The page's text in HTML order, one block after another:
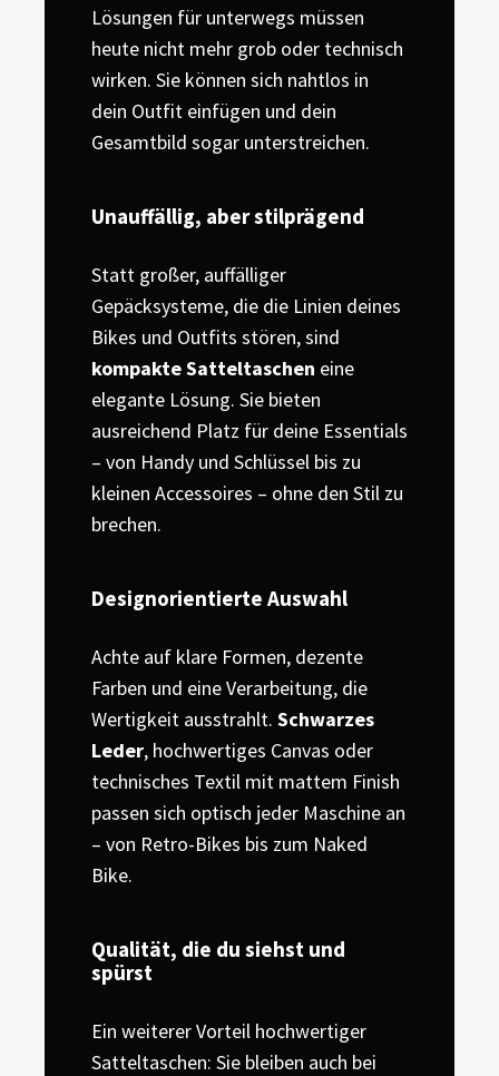
Lösungen für unterwegs müssen
heute nicht mehr grob oder technisch
wirken. Sie können sich nahtlos in
dein Outfit einfügen und dein
Gesamtbild sogar unterstreichen.
Unauffällig, aber stilprägend
Statt großer, auffälliger
Gepäcksysteme, die die Linien deines
Bikes und Outfits stören, sind
kompakte Satteltaschen eine
elegante Lösung. Sie bieten
ausreichend Platz für deine Essentials
– von Handy und Schlüssel bis zu
kleinen Accessoires – ohne den Stil zu
brechen.
Designorientierte Auswahl
Achte auf klare Formen, dezente
Farben und eine Verarbeitung, die
Wertigkeit ausstrahlt. Schwarzes
Leder, hochwertiges Canvas oder
technisches Textil mit mattem Finish
passen sich optisch jeder Maschine an
– von Retro-Bikes bis zum Naked
Bike.
Qualität, die du siehst und
spürst
Ein weiterer Vorteil hochwertiger
Satteltaschen: Sie bleiben auch bei